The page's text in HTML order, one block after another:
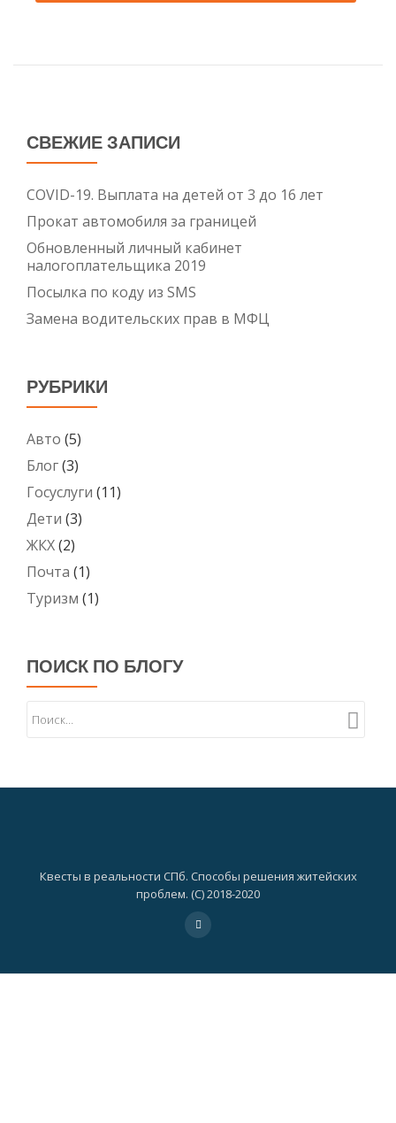
СВЕЖИЕ ЗАПИСИ
COVID-19. Выплата на детей от 3 до 16 лет
Прокат автомобиля за границей
Обновленный личный кабинет
налогоплательщика 2019
Посылка по коду из SMS
Замена водительских прав в МФЦ
РУБРИКИ
Авто (5)
Блог(3)
Госуслуги (11)
Дети (3)
ЖКХ(2)
Почта (1)
Туризм (1)
ПОИСК ПО БЛОГУ
Квесты в реальности СПб. Способы решения житейских
проблем. (C) 2018-2020
Дополнительное
fa-
vk